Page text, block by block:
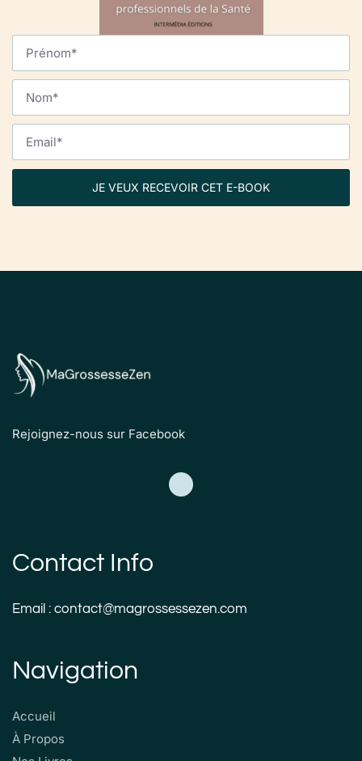
JE VEUX RECEVOIR CET E-BOOK
Rejoignez-nous sur Facebook
Contact Info
Email : contact@magrossessezen.com
Navigation
Accueil
À Propos